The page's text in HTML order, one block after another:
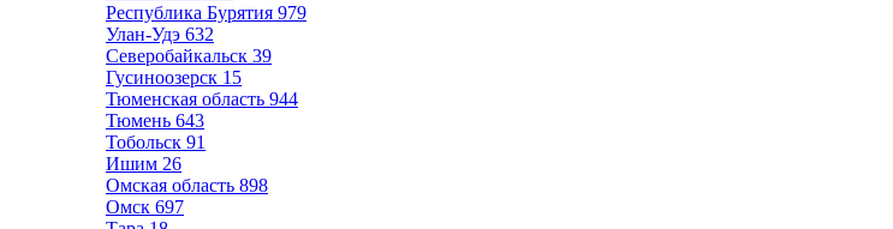
Республика Бурятия 979
Улан-Удэ 632
Северобайкальск 39
Гусиноозерск 15
Тюменская область 944
Тюмень 643
Тобольск 91
Ишим 26
Омская область 898
Омск 697